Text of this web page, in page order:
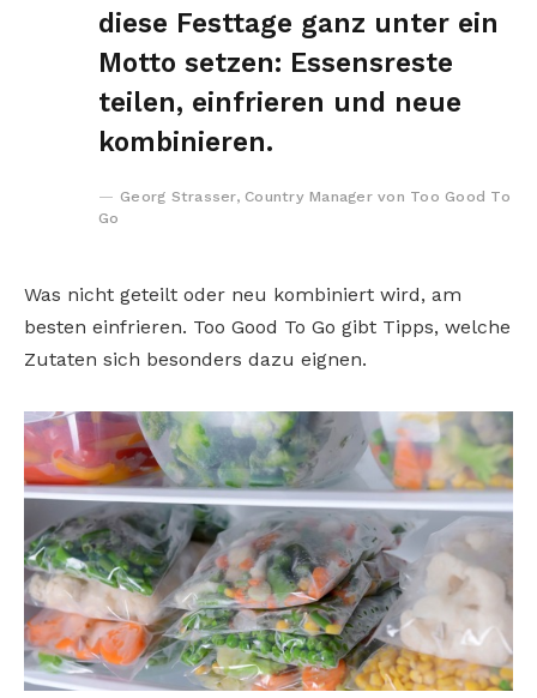
diese Festtage ganz unter ein
Motto setzen: Essensreste
teilen, einfrieren und neue
kombinieren.
Georg Strasser, Country Manager von Too Good To
Go
Was nicht geteilt oder neu kombiniert wird, am
besten einfrieren. Too Good To Go gibt Tipps, welche
Zutaten sich besonders dazu eignen.